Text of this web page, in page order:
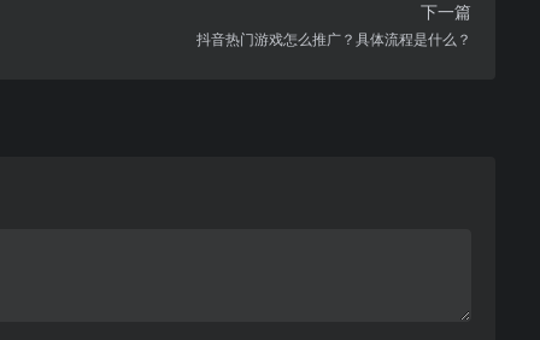
下一篇
抖音热门游戏怎么推广？具体流程是什么？